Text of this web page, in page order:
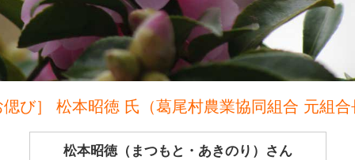
偲び］ 松本昭徳 氏（葛尾村農業協同組合 元組合
松本昭徳（まつもと・あきのり）さん